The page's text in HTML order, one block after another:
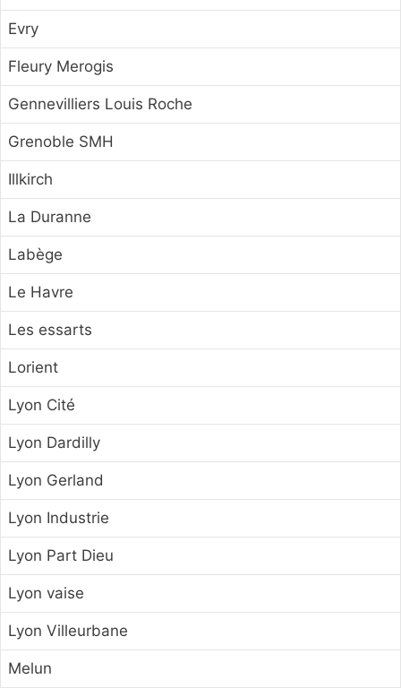
Evry
Fleury Merogis
Gennevilliers Louis Roche
Grenoble SMH
Illkirch
La Duranne
Labège
Le Havre
Les essarts
Lorient
Lyon Cité
Lyon Dardilly
Lyon Gerland
Lyon Industrie
Lyon Part Dieu
Lyon vaise
Lyon Villeurbane
Melun